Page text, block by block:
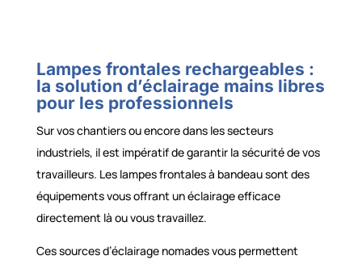
Lampes frontales rechargeables :
la solution d’éclairage mains libres
pour les professionnels
Sur vos chantiers ou encore dans les secteurs
industriels, il est impératif de garantir la sécurité de vos
travailleurs. Les lampes frontales à bandeau sont des
équipements vous offrant un éclairage efficace
directement là ou vous travaillez.
Ces sources d’éclairage nomades vous permettent